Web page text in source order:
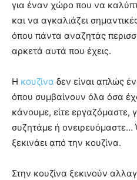
για έναν χώρο που να
και να αγκαλιάζει
όπου πάντα αναζητάς
αρκετά αυτά που έχεις.
Η κουζίνα δεν είναι απλώς
όπου συμβαίνουν όλα όσα
κάνουμε, είτε εργαζόμαστε,
συζητάμε ή ονειρευόμαστε…
ξεκινάει από την κουζίνα.
Στην κουζίνα ξεκινούν